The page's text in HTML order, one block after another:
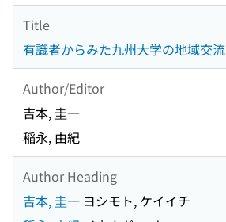
Title
有識者からみた九州大学の地域交流
Author/Editor
吉本, 圭一
稲永, 由紀
Author Heading
吉本, 圭一 ヨシモト, ケイイチ